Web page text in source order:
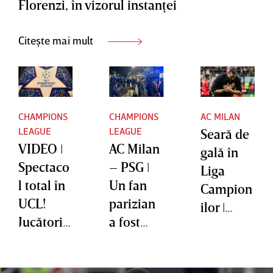
Florenzi, în vizorul instanţei
Citește mai mult
CHAMPIONS
LEAGUE
VIDEO ǀ
Spectaco
l total în
UCL!
Jucătorii
CHAMPIONS
LEAGUE
AC Milan
– PSG ǀ
Un fan
parizian
a fost
AC MILAN
Seară de
gală în
Liga
Campion
ilor ǀ